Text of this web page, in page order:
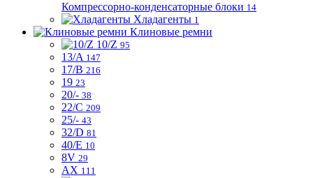
Компрессорно-конденсаторные блоки 14
Хладагенты 1
Клиновые ремни
10/Z 95
13/A 147
17/B 216
19 23
20/- 38
22/C 209
25/- 43
32/D 81
40/E 10
8V 29
AX 111